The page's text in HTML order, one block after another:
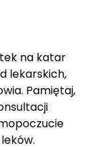
na katar
lekarskich,
Pamiętaj,